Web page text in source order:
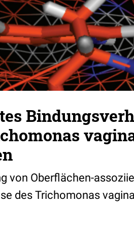
von Oberflächen-
des Trichomonas